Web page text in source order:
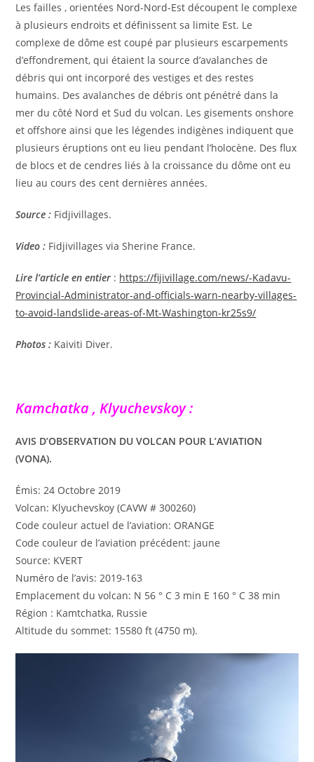
Les failles , orientées Nord-Nord-Est découpent le complexe
à plusieurs endroits et définissent sa limite Est. Le
complexe de dôme est coupé par plusieurs escarpements
d’effondrement, qui étaient la source d’avalanches de
débris qui ont incorporé des vestiges et des restes
humains. Des avalanches de débris ont pénétré dans la
mer du côté Nord et Sud du volcan. Les gisements onshore
et offshore ainsi que les légendes indigènes indiquent que
plusieurs éruptions ont eu lieu pendant l’holocène. Des flux
de blocs et de cendres liés à la croissance du dôme ont eu
lieu au cours des cent dernières années.
Source : Fidjivillages.
Video : Fidjivillages via Sherine France.
Lire l’article en entier : https://fijivillage.com/news/-Kadavu-
Provincial-Administrator-and-officials-warn-nearby-villages-
to-avoid-landslide-areas-of-Mt-Washington-kr25s9/
Photos : Kaiviti Diver.
Kamchatka , Klyuchevskoy :
AVIS D’OBSERVATION DU VOLCAN POUR L’AVIATION
(VONA).
Émis: 24 Octobre 2019
Volcan: Klyuchevskoy (CAVW # 300260)
Code couleur actuel de l’aviation: ORANGE
Code couleur de l’aviation précédent: jaune
Source: KVERT
Numéro de l’avis: 2019-163
Emplacement du volcan: N 56 ° C 3 min E 160 ° C 38 min
Région : Kamtchatka, Russie
Altitude du sommet: 15580 ft (4750 m).